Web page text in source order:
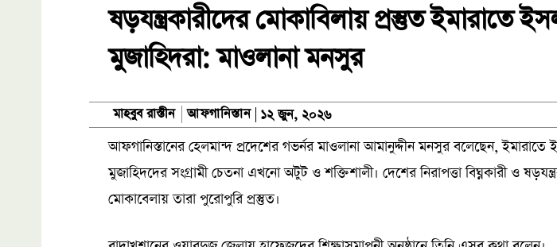
ষড়যন্ত্রকারীদের মোকাবিলায় প্রস্তুত ইমারাতে
মুজাহিদরা: মাওলানা মনসুর
মাহবুব রাস্তীন আফগানিস্তান ১২ জুন, ২০২৬
আফগানিস্তানের হেলমান্দ প্রদেশের গভর্নর মাওলানা আমানুদ্দীন মনসুর বলেছেন, ইমারাতে
মুজাহিদদের সংগ্রামী চেতনা এখনো অটুট ও শক্তিশালী। দেশের নিরাপত্তা বিঘ্নকারী ও
মোকাবেলায় তারা পুরোপুরি প্রস্তুত।